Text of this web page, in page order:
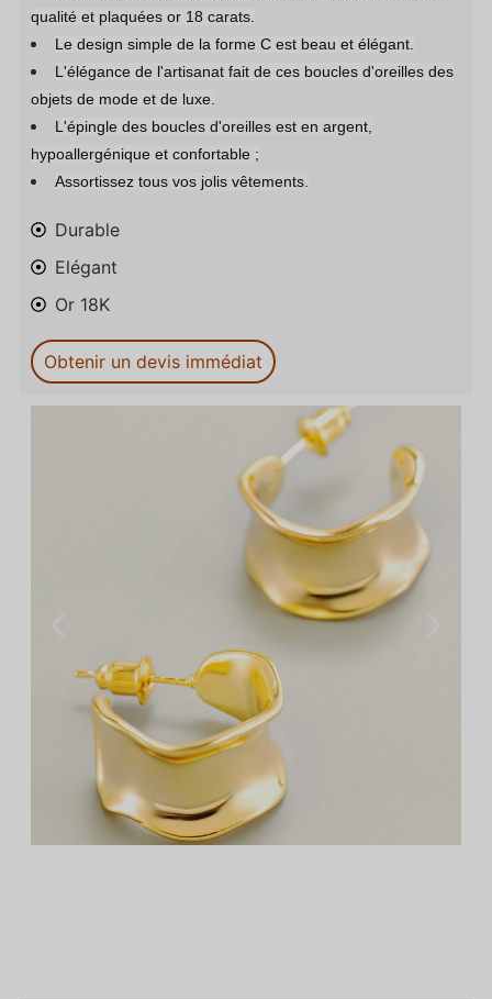
qualité et plaquées or 18 carats.
Le design simple de la forme C est beau et élégant.
L'élégance de l'artisanat fait de ces boucles d'oreilles des
objets de mode et de luxe.
L'épingle des boucles d'oreilles est en argent,
hypoallergénique et confortable ;
Assortissez tous vos jolis vêtements.
Durable
Elégant
Or 18K
Obtenir un devis immédiat